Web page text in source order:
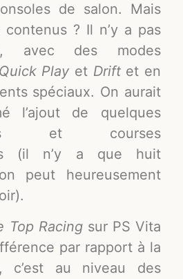
de salon. Mais
contenus ? Il n’y a pas
avec des modes
Quick Play et Driftet en
spéciaux. On aurait
l’ajout de quelques
et courses
(il n’y a que huit
peut heureusement
Top Racingsur PS Vita
par rapport à la
c’est au niveau des